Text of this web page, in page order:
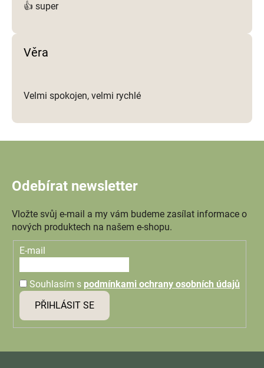
👍 super
Věra
Velmi spokojen, velmi rychlé
Odebírat newsletter
Vložte svůj e-mail a my vám budeme zasílat informace o
nových produktech na našem e-shopu.
E-mail
Souhlasím s podmínkami ochrany osobních údajů
PŘIHLÁSIT SE